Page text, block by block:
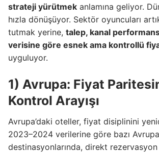
strateji yürütmek anlamına geliyor.
hızla dönüşüyor. Sektör oyuncuları
tutmak yerine, talep, kanal
verisine göre esnek ama kontrollü
uyguluyor.
1) Avrupa: Fiyat
Kontrol Arayışı
Avrupa’daki oteller, fiyat disiplinini
2023–2024 verilerine göre bazı Avrupa
destinasyonlarında, direkt rezervasyon